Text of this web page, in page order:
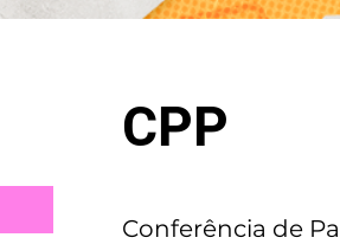
CPP
Conferência de